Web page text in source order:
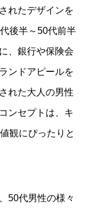
れたデザインを
後半～50代前半
、銀行や保険会
ンドアピールを
れた大人の男性
ンセプトは、キ
観にぴったりと
50代男性の様々